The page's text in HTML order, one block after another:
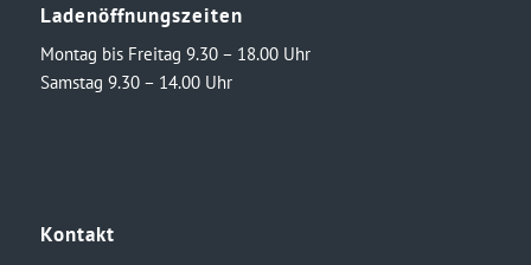
Ladenöffnungszeiten
Montag bis Freitag 9.30 – 18.00 Uhr
Samstag 9.30 – 14.00 Uhr
Kontakt